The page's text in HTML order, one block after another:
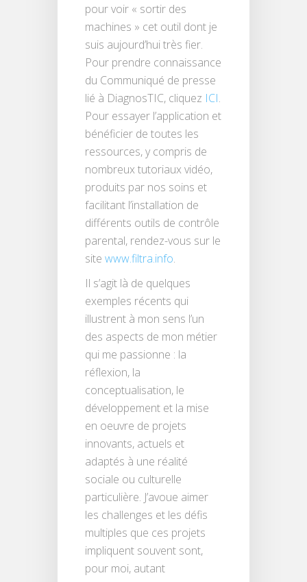
pour voir « sortir des
machines » cet outil dont je
suis aujourd’hui très fier.
Pour prendre connaissance
du Communiqué de presse
lié à DiagnosTIC, cliquez ICI.
Pour essayer l’application et
bénéficier de toutes les
ressources, y compris de
nombreux tutoriaux vidéo,
produits par nos soins et
facilitant l’installation de
différents outils de contrôle
parental, rendez-vous sur le
site www.filtra.info.
Il s’agit là de quelques
exemples récents qui
illustrent à mon sens l’un
des aspects de mon métier
qui me passionne : la
réflexion, la
conceptualisation, le
développement et la mise
en oeuvre de projets
innovants, actuels et
adaptés à une réalité
sociale ou culturelle
particulière. J’avoue aimer
les challenges et les défis
multiples que ces projets
impliquent souvent sont,
pour moi, autant